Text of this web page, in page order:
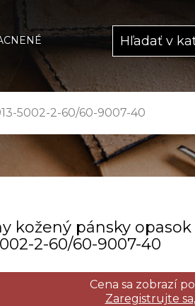
5002-2-60/60-9007-40
kožený pánsky
2­-60/60­-9007­-40
Cena sa zobrazí
Zaregistrujte sa,